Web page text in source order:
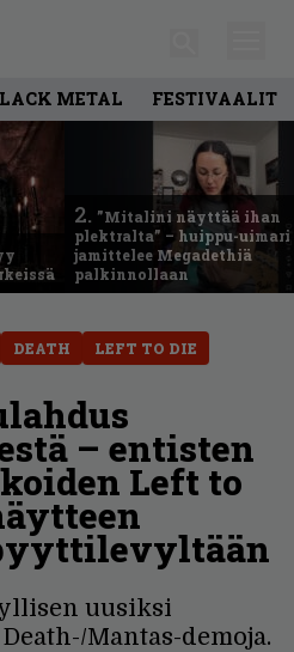
METAL FESTIVAALIT
2. ”Mitalini näyttää ihan
plektralta” – huippu-uimari
jamittelee Megadethiä
palkinnollaan
DEATH LEFT TO DIE
– entisten
Left to
uusiksi
Mantas-demoja.